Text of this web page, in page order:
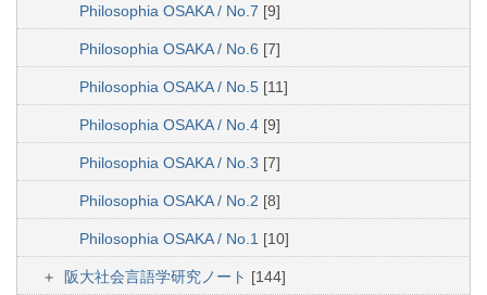
Philosophia OSAKA / No.7 [9]
Philosophia OSAKA / No.6 [7]
Philosophia OSAKA / No.5 [11]
Philosophia OSAKA / No.4 [9]
Philosophia OSAKA / No.3 [7]
Philosophia OSAKA / No.2 [8]
Philosophia OSAKA / No.1 [10]
阪大社会言語学研究ノート [144]